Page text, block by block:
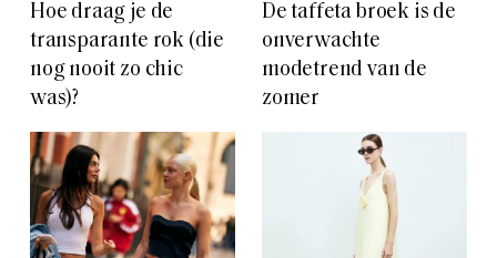
Hoe draag je de
transparante rok (die
nog nooit zo chic
was)?
De taffeta broek is de
onverwachte
modetrend van de
zomer